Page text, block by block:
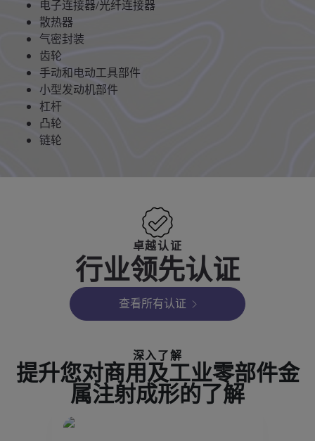
电子连接器/光纤连接器
散热器
气密封装
齿轮
手动和电动工具部件
小型发动机部件
杠杆
凸轮
链轮
卓越认证
行业领先认证
查看所有认证
深入了解
提升您对商用及工业零部件金
属注射成形的了解